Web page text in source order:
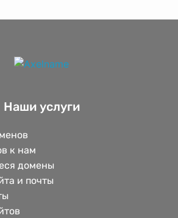
Наши услуги
к нам
домены
и почты